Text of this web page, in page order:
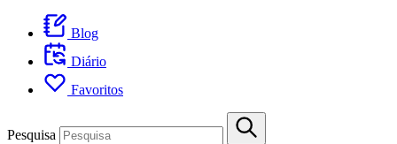
Blog
Diário
Favoritos
Pesquisa